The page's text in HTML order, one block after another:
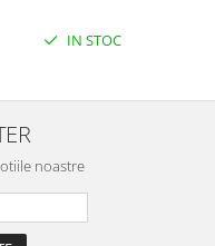
IN STOC
noastre